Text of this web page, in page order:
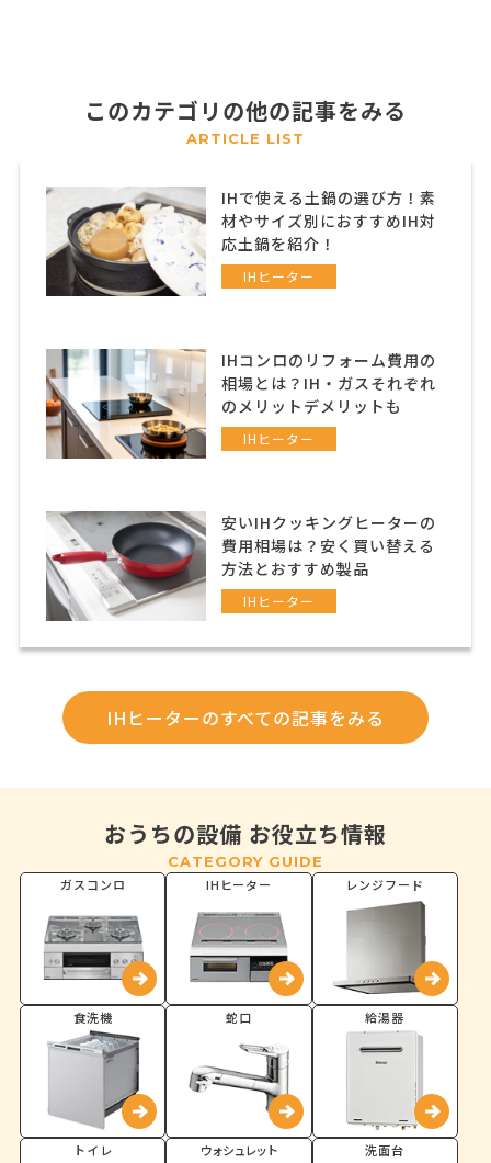
このカテゴリの他の記事をみる
ARTICLE LIST
IHで使える土鍋の選び方！素
材やサイズ別におすすめIH対
応土鍋を紹介！
IHヒーター
IHコンロのリフォーム費用の
相場とは？IH・ガスそれぞれ
のメリットデメリットも
IHヒーター
安いIHクッキングヒーターの
費用相場は？安く買い替える
方法とおすすめ製品
IHヒーター
IHヒーターのすべての記事をみる
おうちの設備 お役立ち情報
CATEGORY GUIDE
ガスコンロ
IHヒーター レンジフード
食洗機 蛇口 給湯器
トイレ ウォシュレット 洗面台